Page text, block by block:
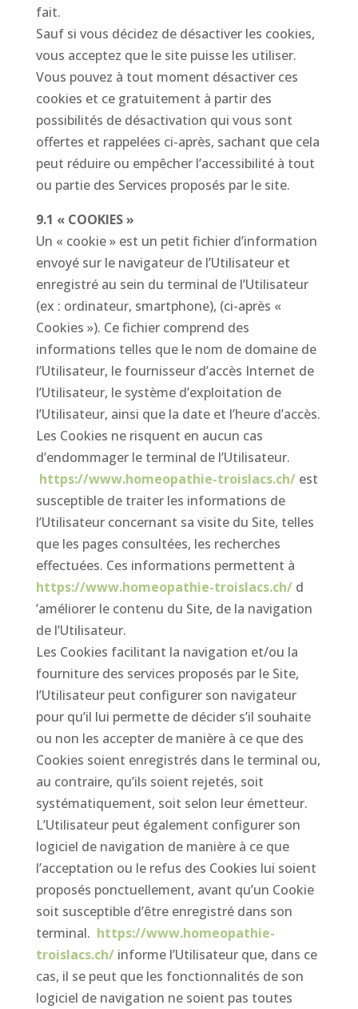
fait.
Sauf si vous décidez de désactiver les cookies,
vous acceptez que le site puisse les utiliser.
Vous pouvez à tout moment désactiver ces
cookies et ce gratuitement à partir des
possibilités de désactivation qui vous sont
offertes et rappelées ci-après, sachant que cela
peut réduire ou empêcher l’accessibilité à tout
ou partie des Services proposés par le site.
9.1 « COOKIES »
Un « cookie » est un petit fichier d’information
envoyé sur le navigateur de l’Utilisateur et
enregistré au sein du terminal de l’Utilisateur
(ex : ordinateur, smartphone), (ci-après «
Cookies »). Ce fichier comprend des
informations telles que le nom de domaine de
l’Utilisateur, le fournisseur d’accès Internet de
l’Utilisateur, le système d’exploitation de
l’Utilisateur, ainsi que la date et l’heure d’accès.
Les Cookies ne risquent en aucun cas
d’endommager le terminal de l’Utilisateur.
https://www.homeopathie-troislacs.ch/est
susceptible de traiter les informations de
l’Utilisateur concernant sa visite du Site, telles
que les pages consultées, les recherches
effectuées. Ces informations permettent à
https://www.homeopathie-troislacs.ch/ d
’améliorer le contenu du Site, de la navigation
de l’Utilisateur.
Les Cookies facilitant la navigation et/ou la
fourniture des services proposés par le Site,
l’Utilisateur peut configurer son navigateur
pour qu’il lui permette de décider s’il souhaite
ou non les accepter de manière à ce que des
Cookies soient enregistrés dans le terminal ou,
au contraire, qu’ils soient rejetés, soit
systématiquement, soit selon leur émetteur.
L’Utilisateur peut également configurer son
logiciel de navigation de manière à ce que
l’acceptation ou le refus des Cookies lui soient
proposés ponctuellement, avant qu’un Cookie
soit susceptible d’être enregistré dans son
terminal. https://www.homeopathie-
troislacs.ch/ informe l’Utilisateur que, dans ce
cas, il se peut que les fonctionnalités de son
logiciel de navigation ne soient pas toutes